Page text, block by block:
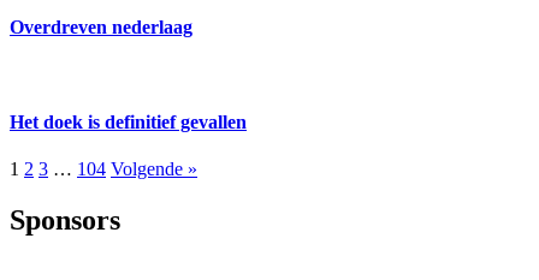
Overdreven nederlaag
Het doek is definitief gevallen
1 2 3 … 104 Volgende »
Sponsors